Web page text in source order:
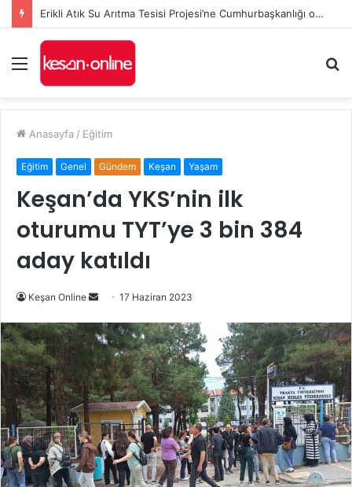
Erikli Atık Su Arıtma Tesisi Projesi’ne Cumhurbaşkanlığı onayı
Menü
...
Anasayfa / Eğitim
Eğitim Genel Gündem Keşan Yaşam
Keşan’da YKS’nin ilk
oturumu TYT’ye 3 bin 384
aday katıldı
Keşan Online
Bir
posta
göndermek
17 Haziran 2023